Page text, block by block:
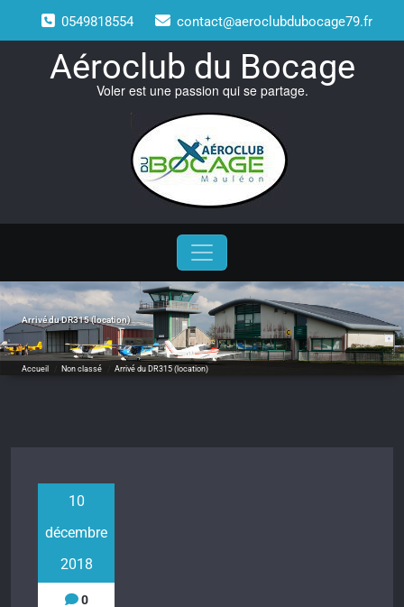
content
0549818554 contact@aeroclubdubocage79.fr
Aéroclub du Bocage
Voler est une passion qui se partage.
Arrivé du DR315 (location)
Accueil Non classé Arrivé du DR315 (location)
10
décembre
2018
0